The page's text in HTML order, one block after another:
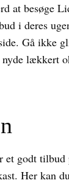
at besøge
i deres
Gå ikke
nyde lækkert
et godt tilbud
Her kan